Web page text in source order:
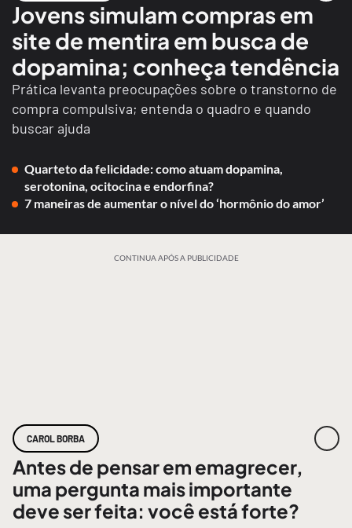
Jovens simulam compras em
site de mentira em busca de
dopamina; conheça tendência
Prática levanta preocupações sobre o transtorno de
compra compulsiva; entenda o quadro e quando
buscar ajuda
Quarteto da felicidade: como atuam dopamina,
serotonina, ocitocina e endorfina?
7 maneiras de aumentar o nível do ‘hormônio do amor’
CONTINUA APÓS A PUBLICIDADE
CAROL BORBA
Antes de pensar em emagrecer,
uma pergunta mais importante
deve ser feita: você está forte?